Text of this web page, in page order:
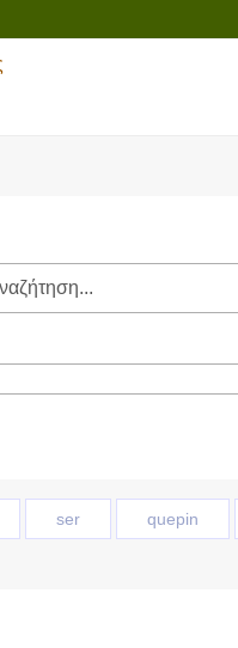
ser quepin